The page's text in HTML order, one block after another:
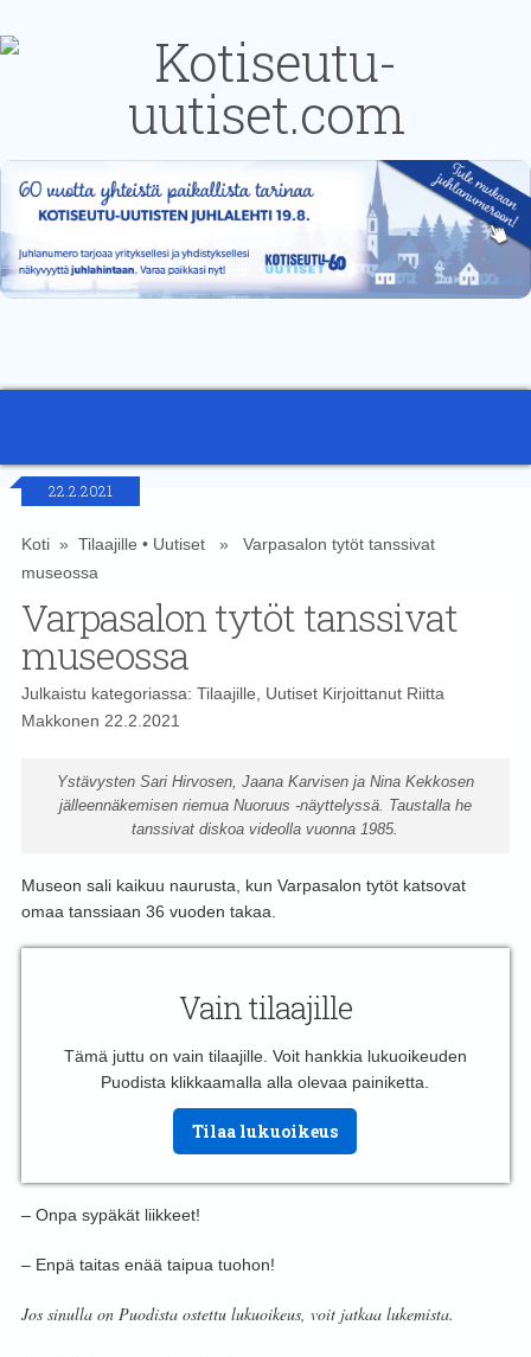
22.2.2021
Koti» Tilaajille • Uutiset» Varpasalon tytöt tanssivat
museossa
Varpasalon tytöt tanssivat
museossa
Julkaistu kategoriassa: Tilaajille, UutisetKirjoittanut Riitta
Makkonen 22.2.2021
Ystävysten Sari Hirvosen, Jaana Karvisen ja Nina Kekkosen
jälleennäkemisen riemua Nuoruus -näyttelyssä. Taustalla he
tanssivat diskoa videolla vuonna 1985.
Museon sali kaikuu naurusta, kun Varpasalon tytöt katsovat
omaa tanssiaan 36 vuoden takaa.
Vain tilaajille
Tämä juttu on vain tilaajille. Voit hankkia lukuoikeuden
Puodista klikkaamalla alla olevaa painiketta.
Tilaa lukuoikeus
– Onpa sypäkät liikkeet!
– Enpä taitas enää taipua tuohon!
Jos sinulla on Puodista ostettu lukuoikeus, voit jatkaa lukemista.